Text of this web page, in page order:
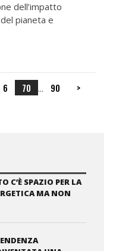
dell’impatto
pianeta e
6 70 ... 90 >
C’È SPAZIO PER LA
MA NON